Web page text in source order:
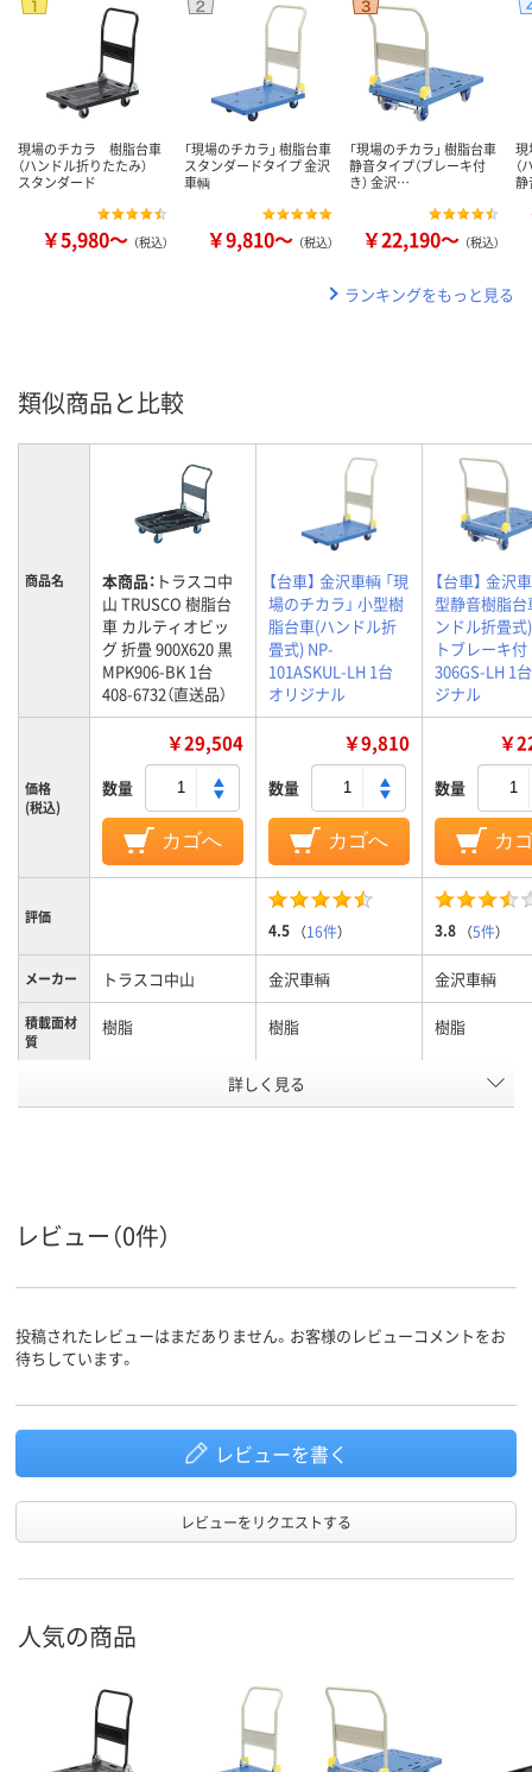
現場のチカラ 樹脂台車
（ハンドル折りたたみ）
スタンダード
￥5,980～ （税込）
「現場のチカラ」 樹脂台車
スタンダードタイプ 金沢
車輌
￥9,810～ （税込）
「現場のチカラ」 樹脂台車
静音タイプ（ブレーキ付
き） 金沢…
￥22,190～ （税込）
静
ランキングをもっと見る
類似商品と比較
商品名 本商品： トラスコ中
山 TRUSCO 樹脂台
車 カルティオビッ
グ 折畳 900X620 黒
MPK906-BK 1台
408-6732（直送品）
【台車】 金沢車輌 「現
場のチカラ」 小型樹
脂台車(ハンドル折
畳式) NP-
101ASKUL-LH 1台
オリジナル
【台車】 金沢
型静音樹脂台
ンドル折畳式
トブレーキ付
306GS-LH 1
ジナル
価格
(税込)
￥29,504
数量
カゴへ
￥9,810
数量
カゴへ
￥
数量
カ
評価
4.5 （16件） 3.8 （5件）
メーカー トラスコ中山 金沢車輌 金沢車輌
積載面材
質
樹脂 樹脂 樹脂
15 15
詳しく見る
レビュー（0件）
投稿されたレビューはまだありません。お客様のレビューコメントをお
待ちしています。
レビューを書く
レビューをリクエストする
人気の商品